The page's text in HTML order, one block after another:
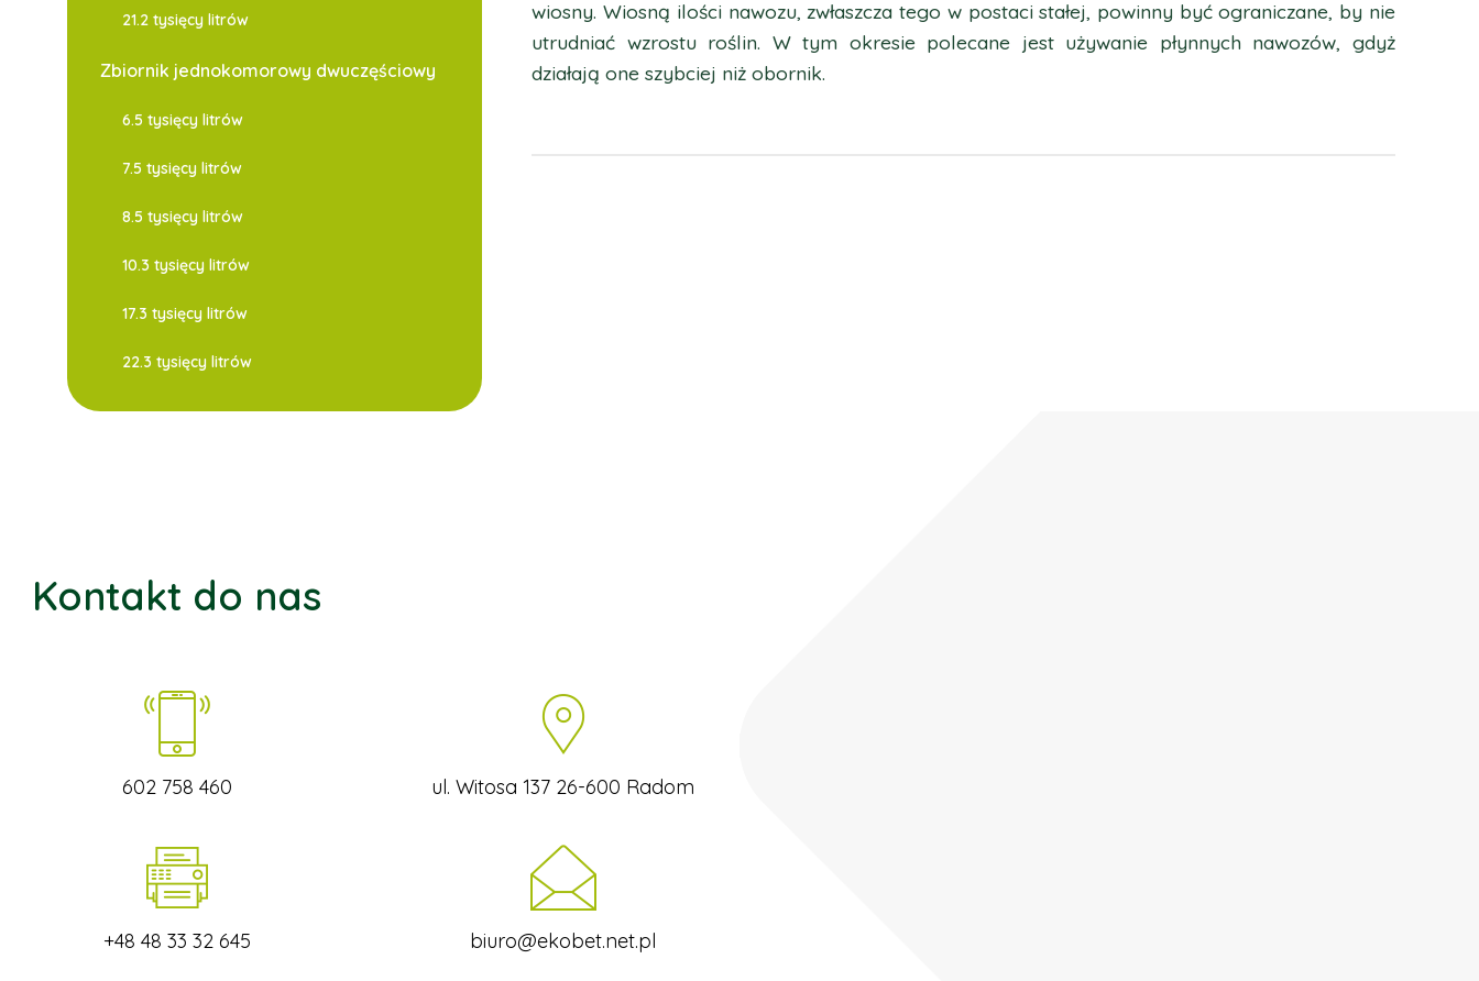
wiosny. Wiosną ilości nawozu, zwłaszcza tego w postaci stałej, powinny być ograniczane, by nie
utrudniać wzrostu roślin. W tym okresie polecane jest używanie płynnych nawozów, gdyż
działają one szybciej niż obornik.
21.2 tysięcy litrów
Zbiornik jednokomorowy dwuczęściowy
6.5 tysięcy litrów
7.5 tysięcy litrów
8.5 tysięcy litrów
10.3 tysięcy litrów
17.3 tysięcy litrów
22.3 tysięcy litrów
Kontakt do nas
602 758 460
+48 48 33 32 645
ul. Witosa 137 26-600 Radom
biuro@ekobet.net.pl